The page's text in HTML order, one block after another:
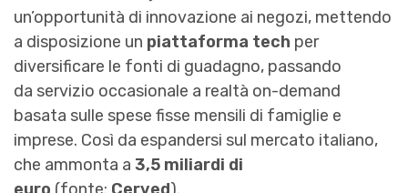
un’opportunità di innovazione ai negozi, mettendo
a disposizione un piattaforma tech per
diversificare le fonti di guadagno, passando
da servizio occasionale a realtà on-demand
basata sulle spese fisse mensili di famiglie e
imprese. Così da espandersi sul mercato italiano,
che ammonta a 3,5 miliardi di